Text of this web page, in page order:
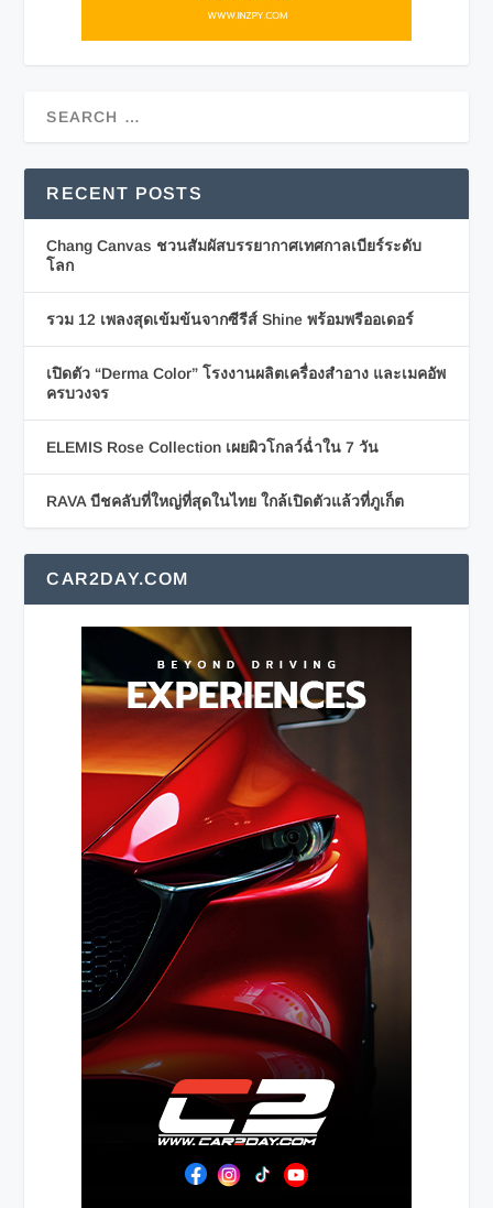
RECENT POSTS
Chang Canvas ชวนสัมผัสบรรยากาศเทศกาลเบียร์ระดับ
โลก
รวม 12 เพลงสุดเข้มข้นจากซีรีส์ Shine พร้อมพรีออเดอร์
เปิดตัว “Derma Color” โรงงานผลิตเครื่องสำอาง และเมคอัพ
ครบวงจร
ELEMIS Rose Collection เผยผิวโกลว์ฉ่ำใน 7 วัน
RAVA บีชคลับที่ใหญ่ที่สุดในไทย ใกล้เปิดตัวแล้วที่ภูเก็ต
CAR2DAY.COM